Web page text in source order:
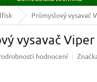
Průmyslový vysavač
vysavač Viper
hodnocení